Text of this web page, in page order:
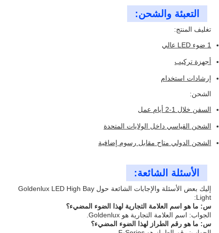
التعبئة والشحن:
تغليف المنتج:
1 ضوء LED عالي
أجهزة تركيب
إرشادات استخدام
الشحن:
السفن خلال 1-2 أيام عمل
الشحن القياسي داخل الولايات المتحدة
الشحن الدولي متاح مقابل رسوم إضافية
الأسئلة الشائعة:
إليك بعض الأسئلة والإجابات الشائعة حول Goldenlux LED High Bay
Light:
س: ما هو اسم العلامة التجارية لهذا الضوء المضيء؟
الجواب: اسم العلامة التجارية هو Goldenlux.
س: ما هو رقم الطراز لهذا الضوء المضيء؟